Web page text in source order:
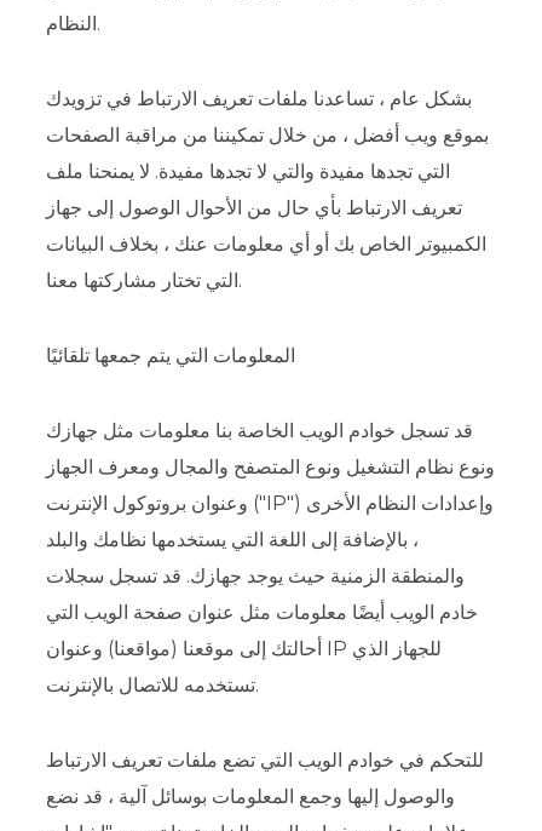
النظام.
بشكل عام ، تساعدنا ملفات تعريف الارتباط في تزويدك
بموقع ويب أفضل ، من خلال تمكيننا من مراقبة الصفحات
التي تجدها مفيدة والتي لا تجدها مفيدة. لا يمنحنا ملف
تعريف الارتباط بأي حال من الأحوال الوصول إلى جهاز
الكمبيوتر الخاص بك أو أي معلومات عنك ، بخلاف البيانات
التي تختار مشاركتها معنا.
المعلومات التي يتم جمعها تلقائيًا
قد تسجل خوادم الويب الخاصة بنا معلومات مثل جهازك
ونوع نظام التشغيل ونوع المتصفح والمجال ومعرف الجهاز
وعنوان بروتوكول الإنترنت ("IP") وإعدادات النظام الأخرى
، بالإضافة إلى اللغة التي يستخدمها نظامك والبلد
والمنطقة الزمنية حيث يوجد جهازك. قد تسجل سجلات
خادم الويب أيضًا معلومات مثل عنوان صفحة الويب التي
أحالتك إلى موقعنا (مواقعنا) وعنوان IP للجهاز الذي
تستخدمه للاتصال بالإنترنت.
للتحكم في خوادم الويب التي تضع ملفات تعريف الارتباط
والوصول إليها وجمع المعلومات بوسائل آلية ، قد نضع